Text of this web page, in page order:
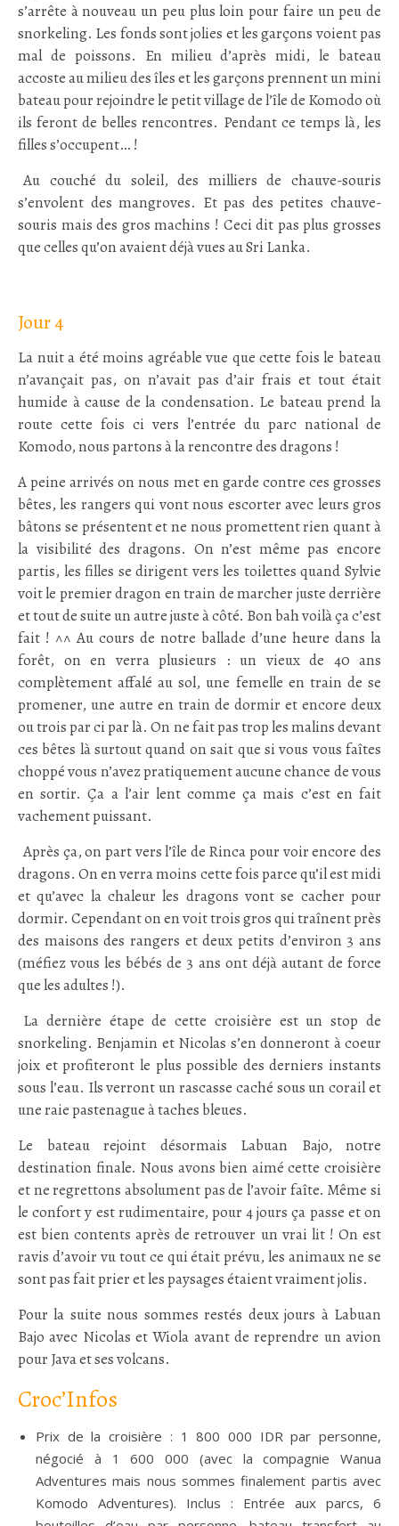
s’arrête à nouveau un peu plus loin pour faire un peu de
snorkeling. Les fonds sont jolies et les garçons voient pas
mal de poissons. En milieu d’après midi, le bateau
accoste au milieu des îles et les garçons prennent un mini
bateau pour rejoindre le petit village de l’île de Komodo où
ils feront de belles rencontres. Pendant ce temps là, les
filles s’occupent… !
.Au couché du soleil, des milliers de chauve-souris
s’envolent des mangroves. Et pas des petites chauve-
souris mais des gros machins ! Ceci dit pas plus grosses
que celles qu’on avaient déjà vues au Sri Lanka.
Jour 4
La nuit a été moins agréable vue que cette fois le bateau
n’avançait pas, on n’avait pas d’air frais et tout était
humide à cause de la condensation. Le bateau prend la
route cette fois ci vers l’entrée du parc national de
Komodo, nous partons à la rencontre des dragons !
A peine arrivés on nous met en garde contre ces grosses
bêtes, les rangers qui vont nous escorter avec leurs gros
bâtons se présentent et ne nous promettent rien quant à
la visibilité des dragons. On n’est même pas encore
partis, les filles se dirigent vers les toilettes quand Sylvie
voit le premier dragon en train de marcher juste derrière
et tout de suite un autre juste à côté. Bon bah voilà ça c’est
fait ! ^^ Au cours de notre ballade d’une heure dans la
forêt, on en verra plusieurs : un vieux de 40 ans
complètement affalé au sol, une femelle en train de se
promener, une autre en train de dormir et encore deux
ou trois par ci par là. On ne fait pas trop les malins devant
ces bêtes là surtout quand on sait que si vous vous faîtes
choppé vous n’avez pratiquement aucune chance de vous
en sortir. Ça a l’air lent comme ça mais c’est en fait
vachement puissant.
.Après ça, on part vers l’île de Rinca pour voir encore des
dragons. On en verra moins cette fois parce qu’il est midi
et qu’avec la chaleur les dragons vont se cacher pour
dormir. Cependant on en voit trois gros qui traînent près
des maisons des rangers et deux petits d’environ 3 ans
(méfiez vous les bébés de 3 ans ont déjà autant de force
que les adultes !).
La dernière étape de cette croisière est un stop de
snorkeling. Benjamin et Nicolas s’en donneront à coeur
joix et profiteront le plus possible des derniers instants
sous l’eau. Ils verront un rascasse caché sous un corail et
une raie pastenague à taches bleues.
Le bateau rejoint désormais Labuan Bajo, notre
destination finale. Nous avons bien aimé cette croisière
et ne regrettons absolument pas de l’avoir faîte. Même si
le confort y est rudimentaire, pour 4 jours ça passe et on
est bien contents après de retrouver un vrai lit ! On est
ravis d’avoir vu tout ce qui était prévu, les animaux ne se
sont pas fait prier et les paysages étaient vraiment jolis.
Pour la suite nous sommes restés deux jours à Labuan
Bajo avec Nicolas et Wiola avant de reprendre un avion
pour Java et ses volcans.
Croc’Infos
Prix de la croisière : 1 800 000 IDR par personne,
négocié à 1 600 000 (avec la compagnie Wanua
Adventures mais nous sommes finalement partis avec
Komodo Adventures). Inclus : Entrée aux parcs, 6